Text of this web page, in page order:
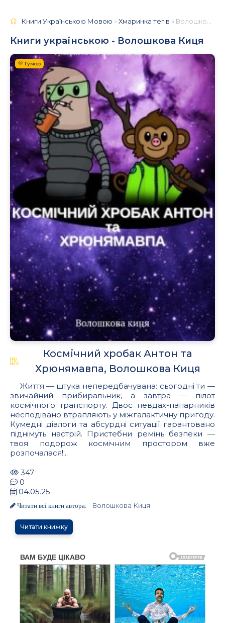
Книги Українською Мовою »Хмаринка теґів » Волошкова Киця
Книги українською - Волошкова Киця
💛 Гумор
Космічний хробак Антон та
Хрюнямавпа, Волошкова Киця
Життя — штука непередбачувана: сьогодні ти —
звичайний прибиральник, а завтра — пілот
космічного транспорту. Двоє невдах-напарників
несподівано втрапляють у міжгалактичну пригоду.
Кумедні діалоги та абсурдні ситуації гарантовано
піднімуть настрій. Пристебни ремінь безпеки —
твоя подорож космічним простором вже
розпочалася!...
347
0
04.05.25
Читати всі книги автора: Волошкова Киця
Читати книжку